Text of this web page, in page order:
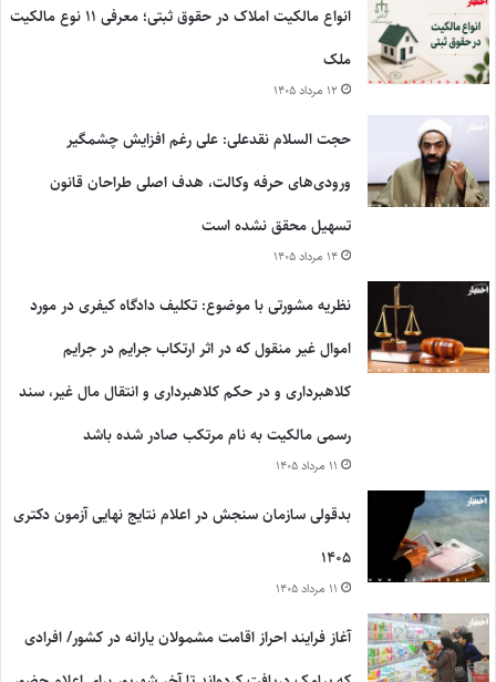
انواع مالکیت املاک در حقوق ثبتی؛ معرفی ۱۱ نوع مالکیت
ملک
۱۲ مرداد ۱۴۰۵
حجت السلام نقدعلی: علی رغم افزایش چشمگیر
ورودی‌های حرفه وکالت، هدف اصلی طراحان قانون
تسهیل محقق نشده است
۱۴ مرداد ۱۴۰۵
نظریه مشورتی با موضوع: تکلیف دادگاه کیفری در مورد
اموال غیر منقول که در اثر ارتکاب جرایم در جرایم
کلاهبرداری و در حکم کلاهبرداری و انتقال مال غیر، سند
رسمی مالکیت به نام مرتکب صادر شده باشد
۱۱ مرداد ۱۴۰۵
بدقولی سازمان سنجش در اعلام نتایج نهایی آزمون دکتری
۱۴۰۵
۱۱ مرداد ۱۴۰۵
آغاز فرایند احراز اقامت مشمولان یارانه در کشور/ افرادی